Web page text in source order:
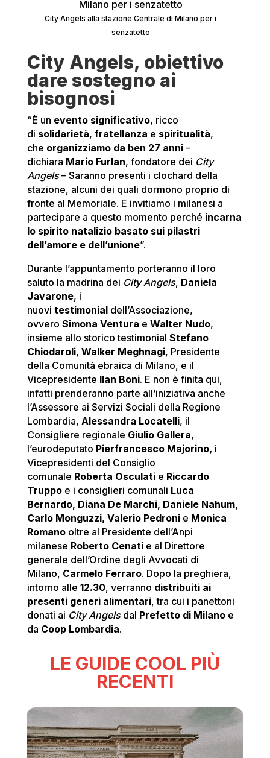
City Angels alla stazione Centrale di Milano per i
senzatetto
City Angels, obiettivo
dare sostegno ai
bisognosi
“È un evento significativo, ricco
di solidarietà, fratellanza e spiritualità,
che organizziamo da ben 27 anni–
dichiara Mario Furlan, fondatore dei City
Angels– Saranno presenti i clochard della
stazione, alcuni dei quali dormono proprio di
fronte al Memoriale. E invitiamo i milanesi a
partecipare a questo momento perché incarna
lo spirito natalizio basato sui pilastri
dell’amore e dell’unione”.
Durante l’appuntamento porteranno il loro
saluto la madrina dei City Angels, Daniela
Javarone, i
nuovi testimonialdell’Associazione,
ovvero Simona Ventura e Walter Nudo,
insieme allo storico testimonial Stefano
Chiodaroli, Walker Meghnagi, Presidente
della Comunità ebraica di Milano, e il
Vicepresidente Ilan Boni. E non è finita qui,
infatti prenderanno parte all’iniziativa anche
l’Assessore ai Servizi Sociali della Regione
Lombardia, Alessandra Locatelli, il
Consigliere regionale Giulio Gallera,
l’eurodeputato Pierfrancesco Majorino, i
Vicepresidenti del Consiglio
comunale Roberta Osculatie Riccardo
Truppoe i consiglieri comunali Luca
Bernardo, Diana De Marchi, Daniele Nahum,
Carlo Monguzzi, Valerio Pedroni e Monica
Romano oltre al Presidente dell’Anpi
milanese Roberto Cenatie al Direttore
generale dell’Ordine degli Avvocati di
Milano, Carmelo Ferraro. Dopo la preghiera,
intorno alle 12.30, verranno distribuiti ai
presenti generi alimentari, tra cui i panettoni
donati ai City Angelsdal Prefetto di Milanoe
da Coop Lombardia.
LE GUIDE COOL PIÙ
RECENTI